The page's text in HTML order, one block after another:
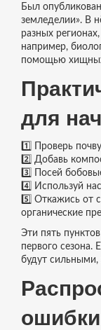
Был
земледелии». В
разных
например,
помощью
для
1️⃣ Проверь
2️⃣ Добавь
3️⃣ Посей
4️⃣ Используй
5️⃣ Откажись от
органические
Эти пять
первого сезона.
будут
ошибки